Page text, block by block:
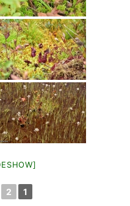
[SHOW SLIDESHOW]
1
2